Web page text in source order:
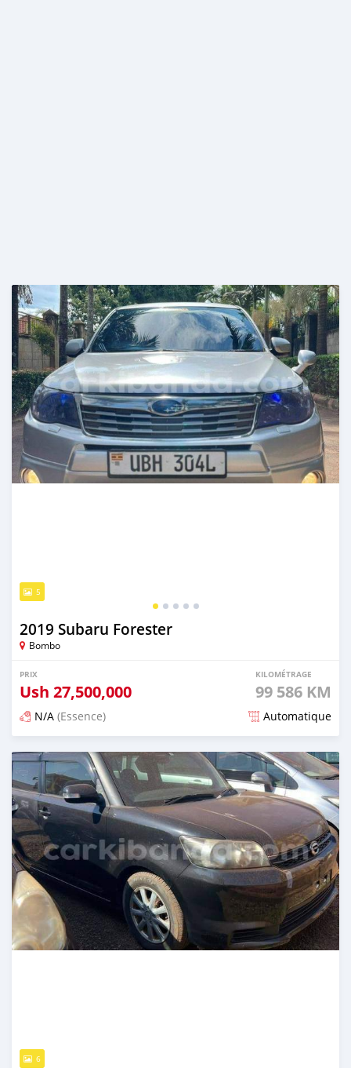
5
2019 Subaru Forester
Bombo
PRIX
Ush 27,500,000
KILOMÉTRAGE
99 586 KM
N/A (Essence) Automatique
Publié il y a plus d'un an
6